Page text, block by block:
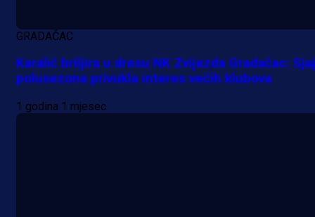
GRADAČAC
Karalić briljira u dresu NK Zvijezda Gradačac:
polusezona privukla interes većih klubova
1 godina 1 mjesec